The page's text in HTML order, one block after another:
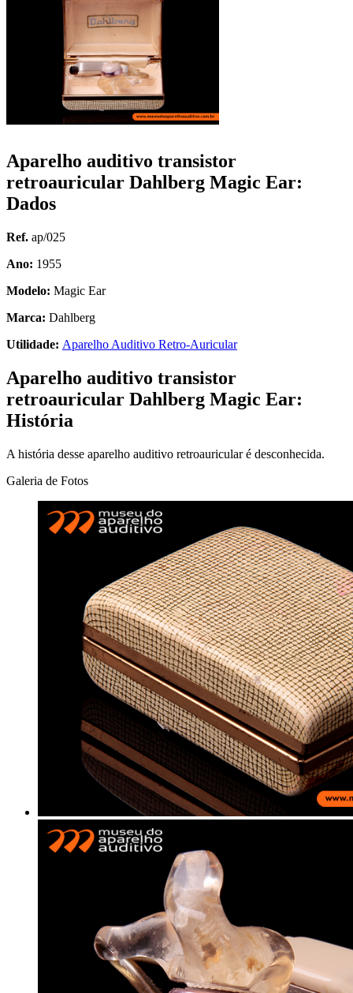
Aparelho auditivo transistor
retroauricular Dahlberg Magic Ear:
Dados
Ref. ap/025
Ano: 1955
Modelo: Magic Ear
Marca: Dahlberg
Utilidade: Aparelho Auditivo Retro-Auricular
Aparelho auditivo transistor
retroauricular Dahlberg Magic Ear:
História
A história desse aparelho auditivo retroauricular é desconhecida.
Galeria de Fotos